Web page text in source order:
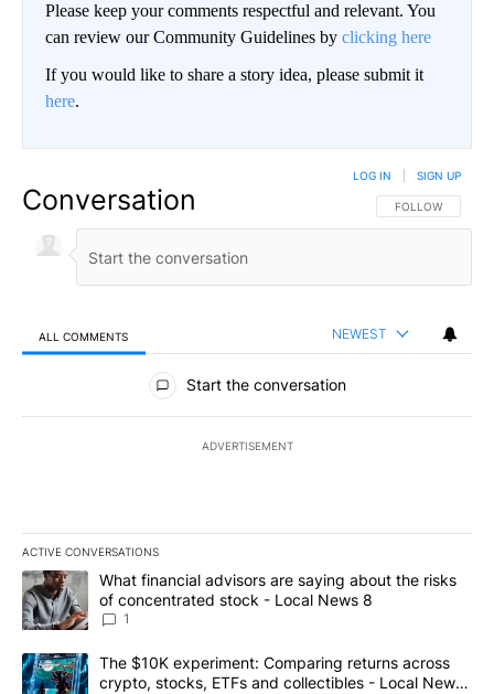
Please keep your comments respectful and relevant. You
can review our Community Guidelines by clicking here
If you would like to share a story idea, please submit it
here.
Conversation FOLLOW THIS
FOLLOW
LOG IN SIGN UP
ALL COMMENTS NEWEST
All Comments
Start the conversation
ADVERTISEMENT
ACTIVE CONVERSATIONS
The following is a list of the most commented articles in the last
A trending article titled "What financial advisors are saying
What financial advisors are saying about the risks
of concentrated stock - Local News 8
1
A trending article titled "The $10K experiment: Comparing
The $10K experiment: Comparing returns across
crypto, stocks, ETFs and collectibles - Local News